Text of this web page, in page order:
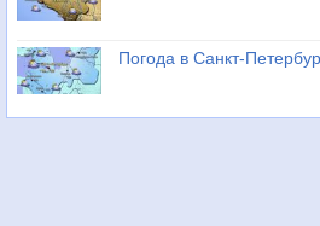
Погода в Санкт-